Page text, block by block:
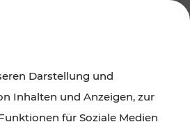
Darstellung und
Inhalten und Anzeigen, zur
für Soziale Medien